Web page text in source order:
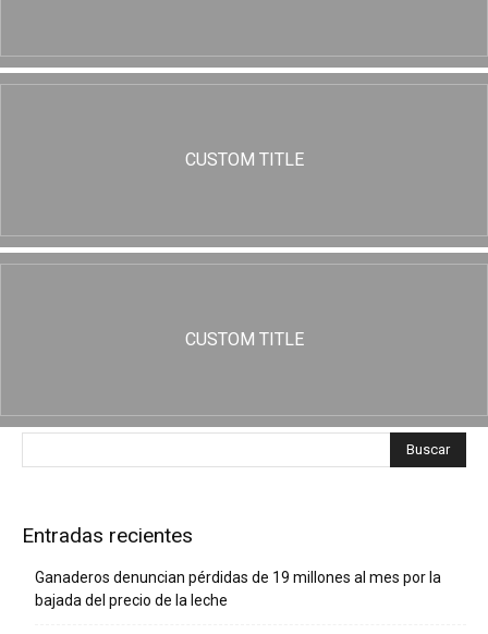
CUSTOM TITLE
CUSTOM TITLE
Entradas recientes
Ganaderos denuncian pérdidas de 19 millones al mes por la
bajada del precio de la leche